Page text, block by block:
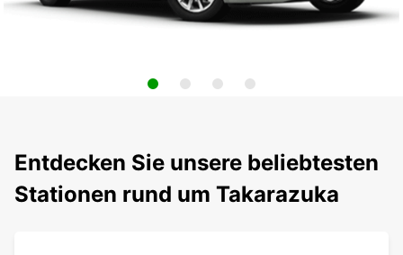
Entdecken Sie unsere beliebtesten
Stationen rund um Takarazuka